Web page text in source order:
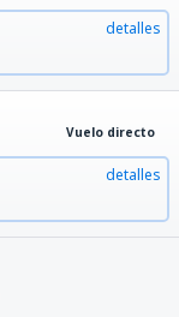
detalles
Vuelo directo
detalles